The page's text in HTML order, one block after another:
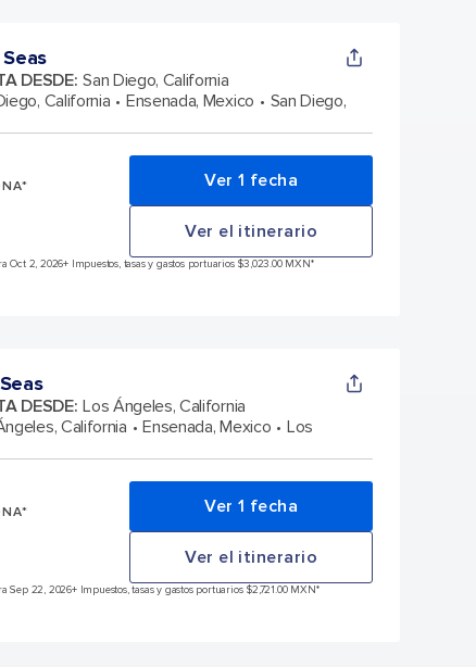
DESDE: San Diego, California
California Ensenada, Mexico
San Diego,
Ver 1 fecha
Ver el itinerario
Oct 2, 2026+ Impuestos, tasas y gastos portuarios $3,023.00 MXN*
DESDE: Los Ángeles, California
California Ensenada, Mexico
Los
Ver 1 fecha
Ver el itinerario
Sep 22, 2026+ Impuestos, tasas y gastos portuarios $2,721.00 MXN*